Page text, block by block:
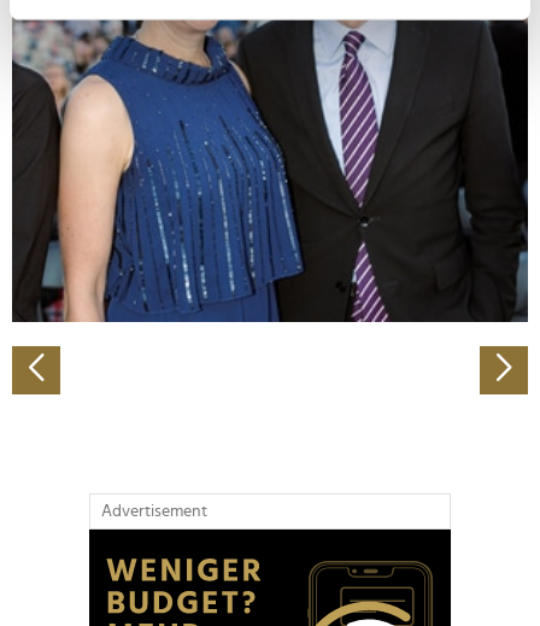
bestimmten Merkmalen (Fingerprinting) identifizieren
Erfahren Sie mehr darüber, wie Ihre persönlichen Daten
verarbeitet werden, und legen Sie Ihre Präferenzen im
Abschnitt Einzelheitenfest.
Wir verwenden Cookies, um Inhalte und Anzeigen zu
personalisieren, Funktionen für soziale Medien anbieten
zu können und die Zugriffe auf unsere Website zu
analysieren. Außerdem geben wir Informationen zu Ihrer
Verwendung unserer Website an unsere Partner für
Partner führen diese Informationen möglicherweise mit
weiteren Daten zusammen, die Sie ihnen bereitgestellt
Advertisement